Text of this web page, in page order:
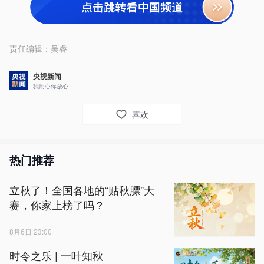
责任编辑： 吴睿
央视新闻
我用心你放心
喜欢
热门推荐
立秋了！全国各地的“贴秋膘”大
赛，你家上榜了吗？
8月6日 23:00
时令之乐 | 一叶知秋